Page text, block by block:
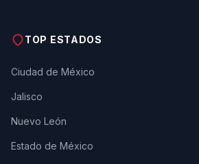
TOP ESTADOS
Ciudad de México
Jalisco
Nuevo León
Estado de México